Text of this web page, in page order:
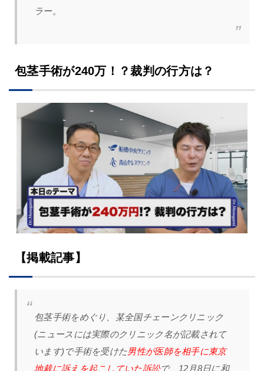
ラー。
包茎手術が240万！？裁判の行方は？
【掲載記事】
包茎手術をめぐり、某全国チェーンクリニック
(ニュースには実際のクリニック名が記載されて
います)で手術を受けた男性が医師を相手に東京
地裁に訴えを起こしていた訴訟で、12月8日に和